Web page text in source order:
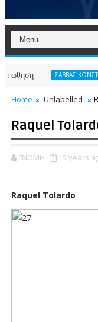
ΣΑΒΒΑΣ
Home Unlabelled
Raquel
ΓΝΩΜΗ 15 years
Raquel Tolardo